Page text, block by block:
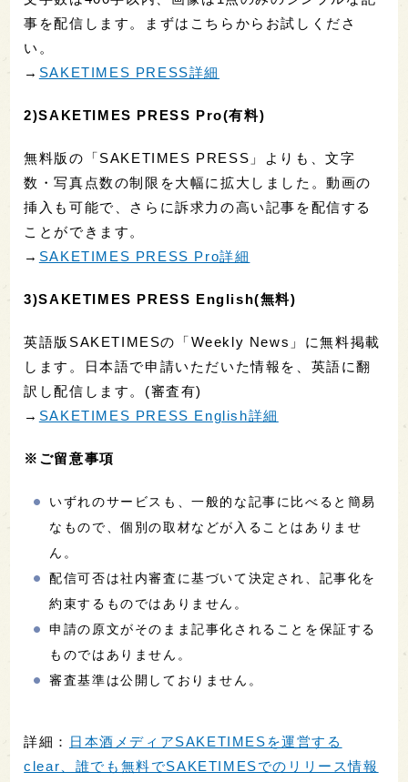
事を配信します。まずはこちらからお試しくださ
い。
→ SAKETIMES PRESS詳細
2)SAKETIMES PRESS Pro(有料)
無料版の「SAKETIMES PRESS」よりも、文字
数・写真点数の制限を大幅に拡大しました。動画の
挿入も可能で、さらに訴求力の高い記事を配信する
ことができます。
→ SAKETIMES PRESS Pro詳細
3)SAKETIMES PRESS English(無料)
英語版SAKETIMESの「Weekly News」に無料掲載
します。日本語で申請いただいた情報を、英語に翻
訳し配信します。(審査有)
→ SAKETIMES PRESS English詳細
※ご留意事項
いずれのサービスも、一般的な記事に比べると簡易
なもので、個別の取材などが入ることはありませ
ん。
配信可否は社内審査に基づいて決定され、記事化を
約束するものではありません。
申請の原文がそのまま記事化されることを保証する
ものではありません。
審査基準は公開しておりません。
詳細：
日本酒メディアSAKETIMESを運営する
clear、誰でも無料でSAKETIMESでのリリース情報